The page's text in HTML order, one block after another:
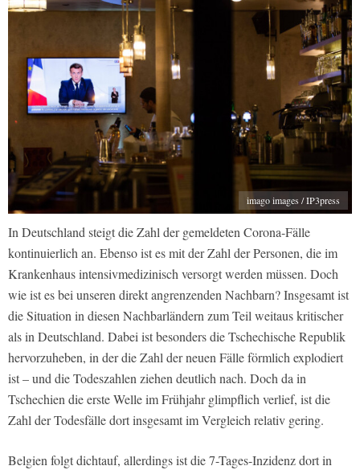
imago images / IP3press
In Deutschland steigt die Zahl der gemeldeten Corona-Fälle
kontinuierlich an. Ebenso ist es mit der Zahl der Personen, die im
Krankenhaus intensivmedizinisch versorgt werden müssen. Doch
wie ist es bei unseren direkt angrenzenden Nachbarn? Insgesamt ist
die Situation in diesen Nachbarländern zum Teil weitaus kritischer
als in Deutschland. Dabei ist besonders die Tschechische Republik
hervorzuheben, in der die Zahl der neuen Fälle förmlich explodiert
ist – und die Todeszahlen ziehen deutlich nach. Doch da in
Tschechien die erste Welle im Frühjahr glimpflich verlief, ist die
Zahl der Todesfälle dort insgesamt im Vergleich relativ gering.
Belgien folgt dichtauf, allerdings ist die 7-Tages-Inzidenz dort in